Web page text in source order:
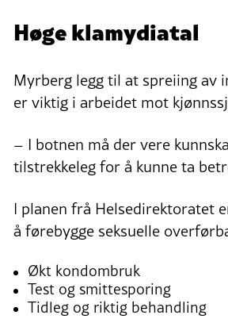
Høge klamydiatal
Myrberg legg til at spreiing av
er viktig i arbeidet mot
– I botnen må der vere
tilstrekkeleg for å kunne ta
I planen frå Helsedirektoratet
å førebygge seksuelle
Økt kondombruk
Test og smittesporing
Tidleg og riktig behandling